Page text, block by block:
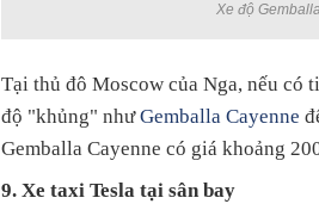
Xe độ
Tại thủ đô Moscow của Nga, nếu có
độ "khủng" nhưGemballa Cayenne
Gemballa Cayenne có giá khoảng
9. Xe taxi Tesla tại sân bay